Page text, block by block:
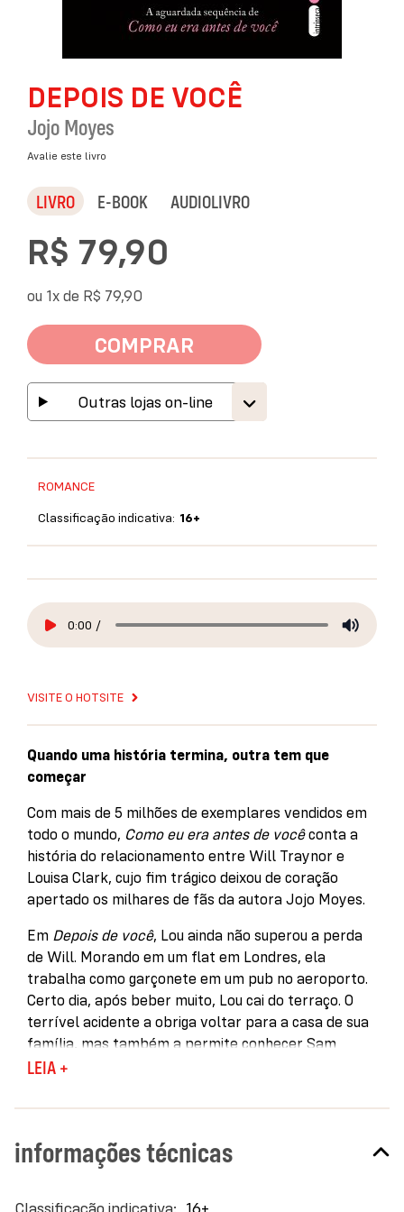
Galeria
imagens
DEPOIS DE VOCÊ
Jojo Moyes
Avalie este livro
LIVRO E-BOOK AUDIOLIVRO
COMPRAR
R$ 79,90
ou 1x de R$ 79,90
Outras lojas on-line
ROMANCE
Classificação indicativa: 16+
0:00 /
VISITE O HOTSITE
Quando uma história termina, outra tem que
começar
Com mais de 5 milhões de exemplares vendidos em
todo o mundo, Como eu era antes de vocêconta a
história do relacionamento entre Will Traynor e
Louisa Clark, cujo fim trágico deixou de coração
apertado os milhares de fãs da autora Jojo Moyes.
Em Depois de você, Lou ainda não superou a perda
de Will. Morando em um flat em Londres, ela
trabalha como garçonete em um pub no aeroporto.
Certo dia, após beber muito, Lou cai do terraço. O
terrível acidente a obriga voltar para a casa de sua
família, mas também a permite conhecer Sam
Fielding, um paramédico cujo trabalho é lidar com a
compreendê-la.
Ao se recuperar, Lou sabe que precisa dar uma
guinada na própria história e acaba entrando para
LEIA +
informações técnicas
Mais